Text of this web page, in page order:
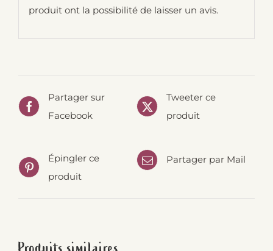
produit ont la possibilité de laisser un avis.
Partager sur
Facebook
Tweeter ce
produit
Épingler ce
produit
Partager par Mail